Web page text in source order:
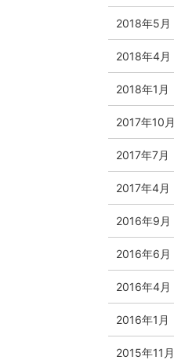
2018年5月
2018年4月
2018年1月
2017年10月
2017年7月
2017年4月
2016年9月
2016年6月
2016年4月
2016年1月
2015年11月